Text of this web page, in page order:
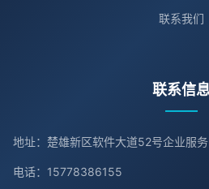
联系我们
联系信
地址：楚雄新区软件大道52号企业服
电话：15778386155